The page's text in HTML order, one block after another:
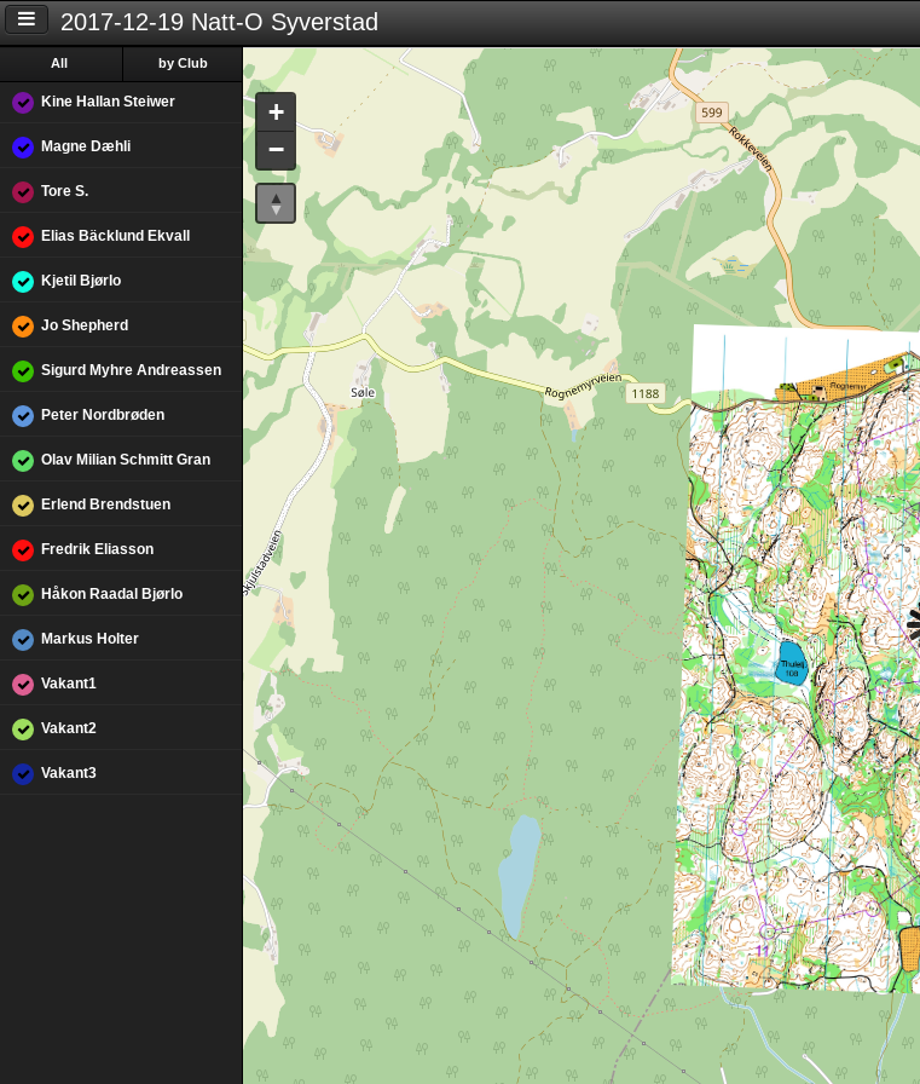
2017-12-19 Natt-O Syverstad
Kine Hallan Steiwer
Magne Dæhli
Tore S.
Elias Bäcklund Ekvall
Kjetil Bjørlo
Jo Shepherd
Sigurd Myhre Andreassen
Peter Nordbrøden
Olav Milian Schmitt Gran
Erlend Brendstuen
Fredrik Eliasson
Håkon Raadal Bjørlo
Markus Holter
Vakant1
Vakant2
Vakant3
All by Club
+
−